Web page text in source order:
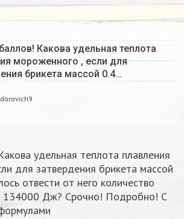
Какова удельная теплота
мороженного , если для
брикета массой 0.4…
удельная теплота плавления
для затвердения брикета массой
отвести от него количество
134000 Дж? Срочно! Подробно! С